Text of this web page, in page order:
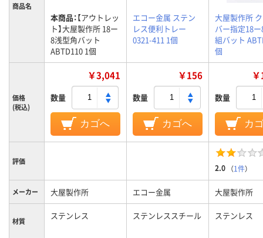
商品名
本商品：【アウトレッ
ト】大屋製作所 18ー
8浅型角バット
ABTD110 1個
エコー金属 ステン
レス便利トレー
0321-411 1個
大屋製作所
バー指定18
組バット
個
価格
(税込)
￥3,041
数量
カゴへ
￥156
数量
カゴへ
数量
カ
評価
2.0 （1件）
メーカー 大屋製作所 エコー金属 大屋製作所
材質 ステンレス ステンレススチール ステンレス